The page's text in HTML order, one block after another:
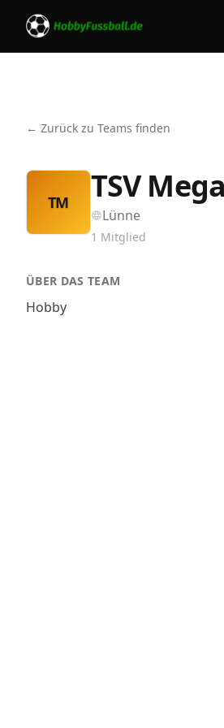
← Zurück zu Teams finden
TM TSV
Lünne
1 Mitglied
ÜBER DAS TEAM
Hobby